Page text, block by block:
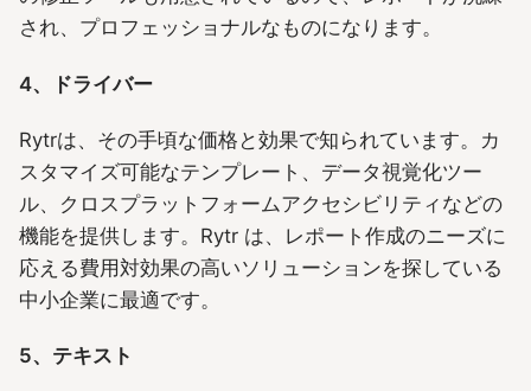
され、プロフェッショナルなものになります。
4、ドライバー
Rytrは、その手頃な価格と効果で知られています。カ
スタマイズ可能なテンプレート、データ視覚化ツー
ル、クロスプラットフォームアクセシビリティなどの
機能を提供します。Rytr は、レポート作成のニーズに
応える費用対効果の高いソリューションを探している
中小企業に最適です。
5、テキスト